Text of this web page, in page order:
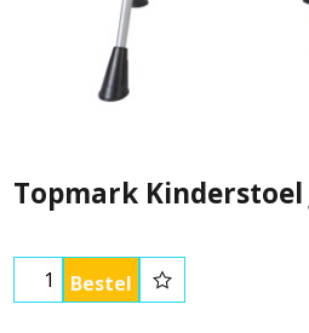
Topmark Kinderstoel
Bestel